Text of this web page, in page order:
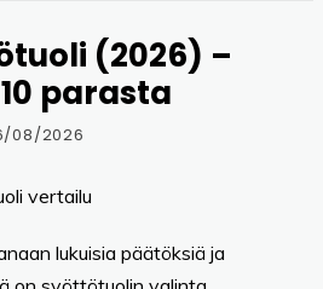
(2026) –
parasta
08/2026
lukuisia päätöksiä ja